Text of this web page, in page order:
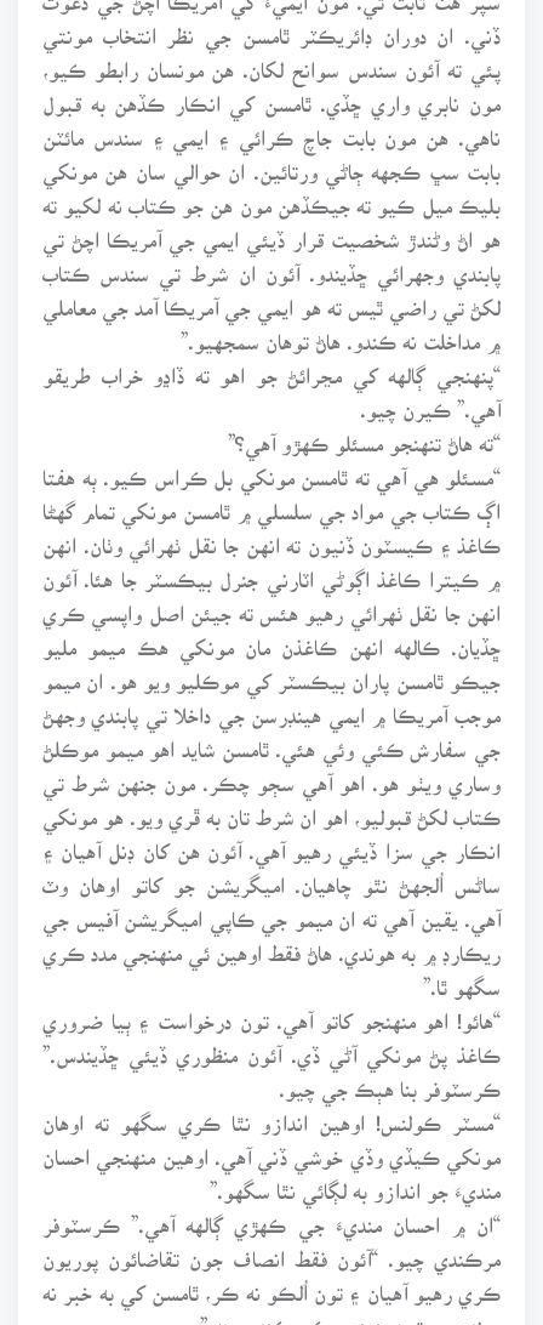
ڏني. ان دوران ڊائريڪٽر ٿامسن جي نظر انتخاب مونتي
پئي ته آئون سندس سوانح لکان. هن مونسان رابطو ڪيو،
مون نابري واري ڇڏي. ٿامسن کي انڪار ڪڏهن به قبول
ناهي. هن مون بابت جاچ ڪرائي ۽ ايمي ۽ سندس مائٽن
بابت سڀ ڪجهه ڄاڻي ورتائين. ان حوالي سان هن مونکي
بليڪ ميل ڪيو ته جيڪڏهن مون هن جو ڪتاب نه لکيو ته
هو اڻ وڻندڙ شخصيت قرار ڏيئي ايمي جي آمريڪا اچڻ تي
پابندي وجهرائي ڇڏيندو. آئون ان شرط تي سندس ڪتاب
لکڻ تي راضي ٿيس ته هو ايمي جي آمريڪا آمد جي معاملي
۾ مداخلت نه ڪندو. هاڻ توهان سمجهيو.”
“پنهنجي ڳالهه کي مڃرائڻ جو اهو ته ڏاڍو خراب طريقو
آهي.” ڪيرن چيو.
“ته هاڻ تنهنجو مسئلو ڪهڙو آهي؟”
“مسئلو هي آهي ته ٿامسن مونکي بل ڪراس ڪيو. ٻه هفتا
اڳ ڪتاب جي مواد جي سلسلي ۾ ٿامسن مونکي تمام گهڻا
ڪاغذ ۽ ڪيسٽون ڏنيون ته انهن جا نقل ٺهرائي وٺان. انهن
۾ ڪيترا ڪاغذ اڳوڻي اٽارني جنرل بيڪسٽر جا هئا. آئون
انهن جا نقل ٺهرائي رهيو هئس ته جيئن اصل واپسي ڪري
ڇڏيان. ڪالهه انهن ڪاغذن مان مونکي هڪ ميمو مليو
جيڪو ٿامسن پاران بيڪسٽر کي موڪليو ويو هو. ان ميمو
موجب آمريڪا ۾ ايمي هينڊرسن جي داخلا تي پابندي وجهڻ
جي سفارش ڪئي وئي هئي. ٿامسن شايد اهو ميمو موڪلڻ
وساري ويٺو هو. اهو آهي سڄو چڪر. مون جنهن شرط تي
ڪتاب لکڻ قبوليو، اهو ان شرط تان به ڦري ويو. هو مونکي
انڪار جي سزا ڏيئي رهيو آهي. آئون هن کان ڊنل آهيان ۽
ساڻس اُلجهڻ نٿو چاهيان. اميگريشن جو کاتو اوهان وٽ
آهي. يقين آهي ته ان ميمو جي ڪاپي اميگريشن آفيس جي
ريڪارڊ ۾ به هوندي. هاڻ فقط اوهين ئي منهنجي مدد ڪري
سگهو ٿا.”
“هائو! اهو منهنجو کاتو آهي. تون درخواست ۽ ٻيا ضروري
ڪاغذ پڻ مونکي آڻي ڏي. آئون منظوري ڏيئي ڇڏيندس.”
ڪرسٽوفر بنا هٻڪ جي چيو.
“مسٽر ڪولنس! اوهين اندازو نٿا ڪري سگهو ته اوهان
مونکي ڪيڏي وڏي خوشي ڏني آهي. اوهين منهنجي احسان
منديءَ جو اندازو به لڳائي نٿا سگهو.”
“ان ۾ احسان منديءَ جي ڪهڙي ڳالهه آهي.” ڪرسٽوفر
مرڪندي چيو. “آئون فقط انصاف جون تقاضائون پوريون
ڪري رهيو آهيان ۽ تون اُلڪو نه ڪر، ٿامسن کي به خبر نه
پوندي.... تون پنهنجو ڪم ڪندو رهه.”